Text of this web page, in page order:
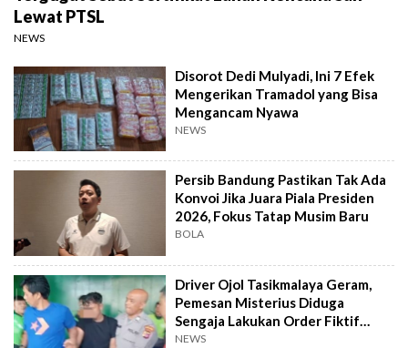
Lewat PTSL
NEWS
Disorot Dedi Mulyadi, Ini 7 Efek
Mengerikan Tramadol yang Bisa
Mengancam Nyawa
NEWS
Persib Bandung Pastikan Tak Ada
Konvoi Jika Juara Piala Presiden
2026, Fokus Tatap Musim Baru
BOLA
Driver Ojol Tasikmalaya Geram,
Pemesan Misterius Diduga
Sengaja Lakukan Order Fiktif
Berulang
NEWS